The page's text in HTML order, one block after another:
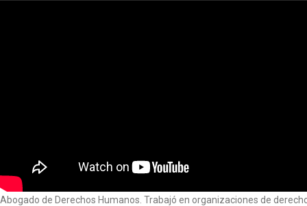
Abogado de Derechos Humanos. Trabajó en organizaciones de